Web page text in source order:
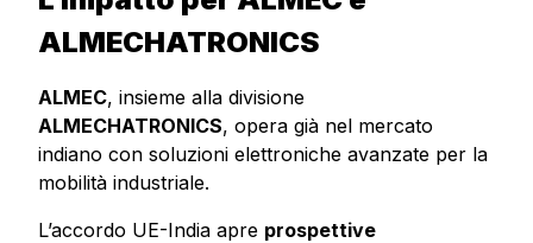
ALMECHATRONICS
ALMEC, insieme alla divisione
ALMECHATRONICS, opera già nel mercato
indiano con soluzioni elettroniche avanzate per la
mobilità industriale.
L’accordo UE-India apre prospettive